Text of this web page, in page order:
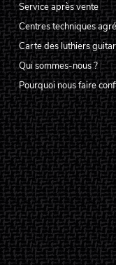
Service après vente
Centres techniques
Carte des luthiers
Qui sommes-nous ?
Pourquoi nous faire